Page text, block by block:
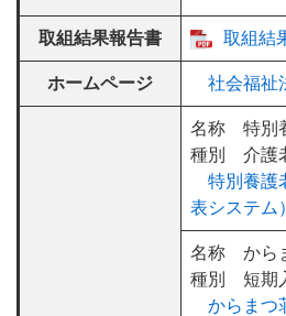
取組結果報告書 取組結
ホームページ 社会福祉
名称 特別
種別 介護
特別養護
表システム）
名称 から
種別 短期
からまつ